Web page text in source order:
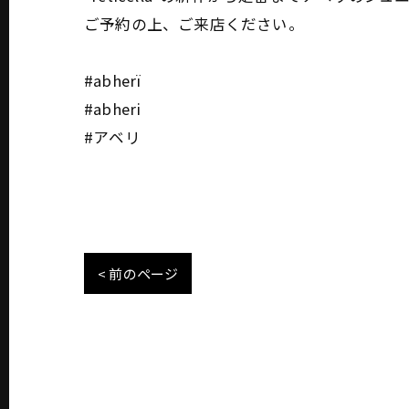
ご予約の上、ご来店ください。
#abherï
#abheri
#アベリ
< 前のページ